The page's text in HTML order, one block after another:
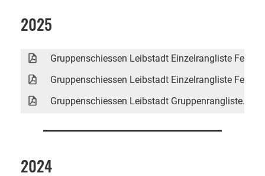
2025
Gruppenschiessen Leibstadt Einzelrangliste Feld
Gruppenschiessen Leibstadt Einzelrangliste Feld
Gruppenschiessen Leibstadt Gruppenrangliste.pdf
2024